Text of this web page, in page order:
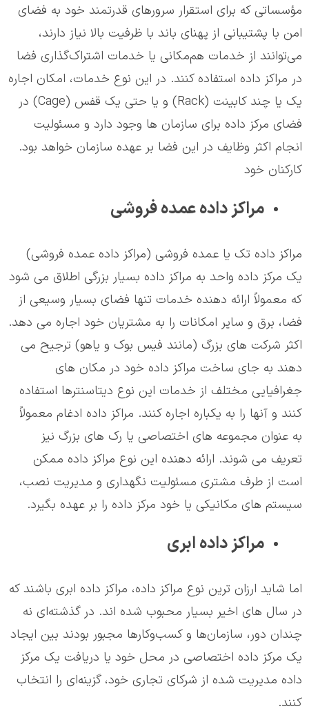
مؤسساتی که برای استقرار سرورهای قدرتمند خود به فضای
امن با پشتیبانی از پهنای باند با ظرفیت بالا نیاز دارند،
می‌توانند از خدمات هم‌مکانی یا خدمات اشتراک‌گذاری فضا
در مراکز داده استفاده کنند. در این نوع خدمات، امکان اجاره
یک یا چند کابینت (Rack) و یا حتی یک قفس (Cage) در
فضای مرکز داده برای سازمان ها وجود دارد و مسئولیت
انجام اکثر وظایف در این فضا بر عهده سازمان خواهد بود.
کارکنان خود
مراکز داده عمده فروشی
مراکز داده تک یا عمده فروشی (مراکز داده عمده فروشی)
یک مرکز داده واحد به مراکز داده بسیار بزرگی اطلاق می شود
که معمولاً ارائه دهنده خدمات تنها فضای بسیار وسیعی از
فضا، برق و سایر امکانات را به مشتریان خود اجاره می دهد.
اکثر شرکت های بزرگ (مانند فیس بوک و یاهو) ترجیح می
دهند به جای ساخت مراکز داده خود در مکان های
جغرافیایی مختلف از خدمات این نوع دیتاسنترها استفاده
کنند و آنها را به یکباره اجاره کنند. مراکز داده ادغام معمولاً
به عنوان مجموعه های اختصاصی یا رک های بزرگ نیز
تعریف می شوند. ارائه دهنده این نوع مراکز داده ممکن
است از طرف مشتری مسئولیت نگهداری و مدیریت نصب،
سیستم های مکانیکی یا خود مرکز داده را بر عهده بگیرد.
مراکز داده ابری
اما شاید ارزان ترین نوع مراکز داده، مراکز داده ابری باشند که
در سال های اخیر بسیار محبوب شده اند. در گذشته‌ای نه
چندان دور، سازمان‌ها و کسب‌وکارها مجبور بودند بین ایجاد
یک مرکز داده اختصاصی در محل خود یا دریافت یک مرکز
داده مدیریت شده از شرکای تجاری خود، گزینه‌ای را انتخاب
کنند.